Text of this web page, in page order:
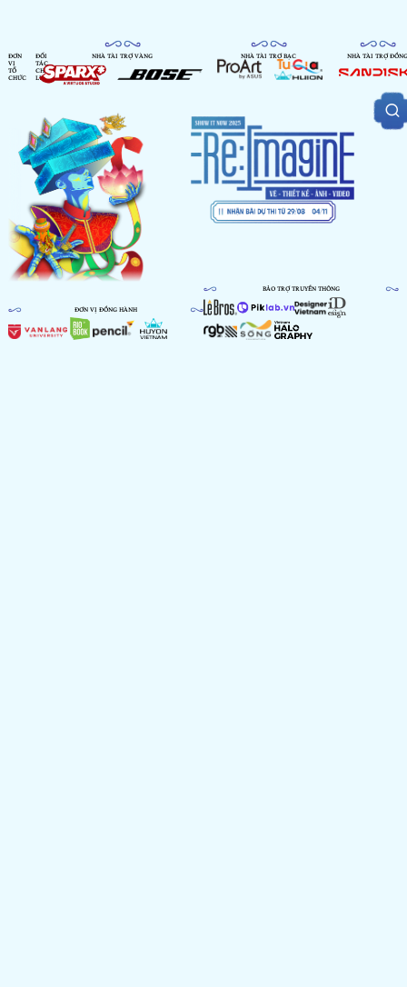
ĐƠN
VỊ
TỔ
CHỨC
ĐỐI
TÁC
CHIẾN
LƯỢC
NHÀ TÀI TRỢ VÀNG NHÀ TÀI TRỢ BẠC NHÀ TÀI TRỢ ĐỒNG
ĐƠN VỊ ĐỒNG HÀNH
BẢO TRỢ TRUYỀN THÔNG